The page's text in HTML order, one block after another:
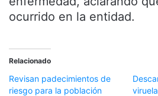
ocurrido en la entidad.
Relacionado
Revisan padecimientos de
riesgo para la población